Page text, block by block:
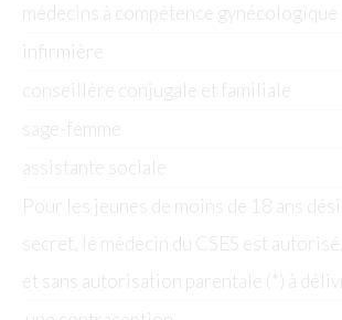
médecins à compétence gynécologique
infirmière
conseillère conjugale et familiale
sage-femme
assistante sociale
Pour les jeunes de moins de 18 ans
secret, le médecin du CSES est
et sans autorisation parentale (*) à